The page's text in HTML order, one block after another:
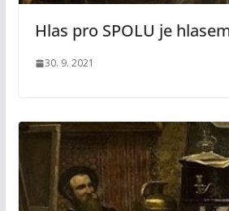
Hlas pro SPOLU je
30. 9. 2021